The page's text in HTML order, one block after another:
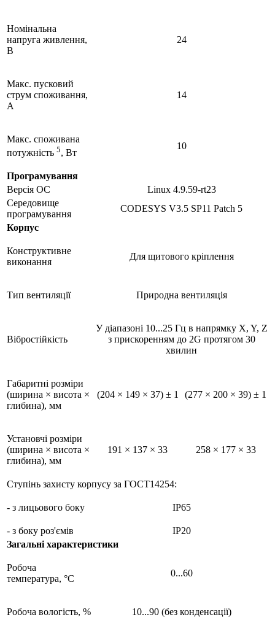
Номінальна
напруга живлення,
В
24
Макс. пусковий
струм споживання,
А
14
Макс. споживана
потужність 5, Вт
10
Програмування
Версія ОС
Linux 4.9.59-rt23
Середовище
програмування
CODESYS V3.5 SP11 Patch 5
Корпус
Конструктивне
виконання
Для щитового кріплення
Тип вентиляції Природна вентиляція
Вібростійкість
У діапазоні 10...25 Гц в напрямку X, Y, Z
з прискоренням до 2G протягом 30
хвилин
Габаритні розміри
(ширина × висота ×
глибина), мм
(204 × 149 × 37) ± 1 (277 × 200 × 39) ± 1
Установчі розміри
(ширина × висота ×
глибина), мм
191 × 137 × 33 258 × 177 × 33
Ступінь захисту корпусу за ГОСТ14254:
- з лицьового боку IP65
- з боку роз'ємів
IP20
Загальні характеристики
Робоча
температура, °C
0...60
Робоча вологість, % 10...90 (без конденсації)